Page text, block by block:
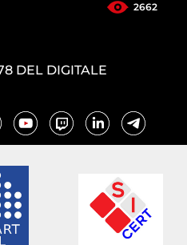
2662
DEL DIGITALE